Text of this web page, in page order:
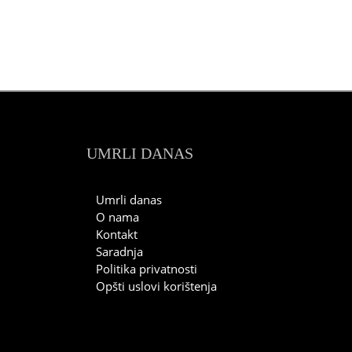
UMRLI DANAS
Umrli danas
O nama
Kontakt
Saradnja
Politika privatnosti
Opšti uslovi korištenja